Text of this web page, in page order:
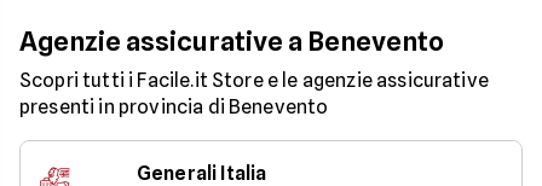
Agenzie assicurative a Benevento
Scopri tutti i Facile.it Store e le agenzie assicurative
presenti in provincia di Benevento
Generali Italia